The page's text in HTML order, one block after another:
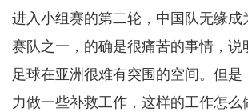
进入小组赛的第二轮，中国队无缘成
赛队之一，的确是很痛苦的事情，说
足球在亚洲很难有突围的空间。但是
力做一些补救工作，这样的工作怎么